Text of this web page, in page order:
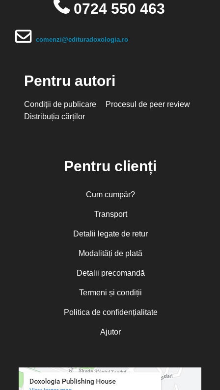
0724 550 463
comenzi@edituradoxologia.ro
Pentru autori
Condiții de publicare
Procesul de peer review
Distribuția cărților
Pentru clienți
Cum cumpăr?
Transport
Detalii legate de retur
Modalități de plată
Detalii precomandă
Termeni și condiții
Politica de confidențialitate
Ajutor